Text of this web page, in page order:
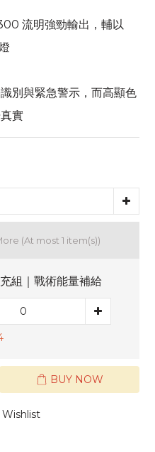
流明強勁輸出，輔以
別與緊急警示，而高顯色
實
(At most 1 item(s))
組｜戰術能量補給
BUY NOW